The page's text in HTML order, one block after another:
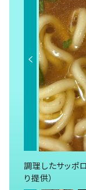
調理したサッポ
り提供）